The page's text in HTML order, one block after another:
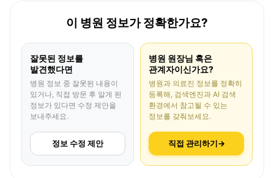
이 병원 정보가 정확한가요?
잘못된 정보를
발견했다면
병원 정보 중 잘못된 내용이
있거나, 직접 방문 후 알게 된
정보가 있다면 수정 제안을
보내주세요.
정보 수정 제안
병원 원장님 혹은
관계자이신가요?
병원과 의료진 정보를 정확히
등록해, 검색엔진과 AI 검색
환경에서 참고될 수 있는
정보를 갖춰보세요.
직접 관리하기→